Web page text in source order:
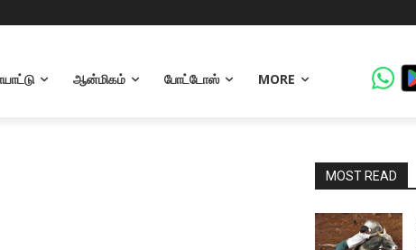
ஆன்மிகம் போட்டோஸ் MORE
MOST READ